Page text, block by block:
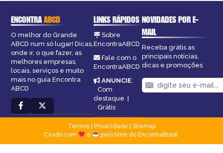
ENCONTRAABCD
O melhor do Grande
ABCD num só lugar! Dicas,
onde ir, o que fazer, as
melhores empresas,
locais, serviços e muito
mais no guia Encontra
ABCD
LINKS RÁPIDOS
Sobre
EncontraABCD
Fale com o
EncontraABCD
ANUNCIE:
Com
destaque
Grátis
NOVIDADES POR E-
MAIL
Receba grátis as
principais notícias,
dicas e promoções
Termos| Privacidade
Sitemap
Criado com
e pelo time do EncontraBrasil